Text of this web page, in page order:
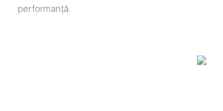
performanță.